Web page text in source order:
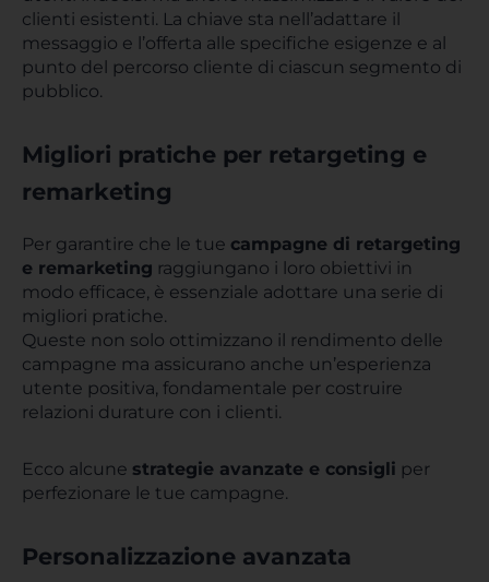
clienti esistenti. La chiave sta nell’adattare il
messaggio e l’offerta alle specifiche esigenze e al
punto del percorso cliente di ciascun segmento di
pubblico.
Migliori pratiche per retargeting e
remarketing
Per garantire che le tue campagne di retargeting
e remarketing raggiungano i loro obiettivi in
modo efficace, è essenziale adottare una serie di
migliori pratiche.
Queste non solo ottimizzano il rendimento delle
campagne ma assicurano anche un’esperienza
utente positiva, fondamentale per costruire
relazioni durature con i clienti.
Ecco alcune strategie avanzate e consigli per
perfezionare le tue campagne.
Personalizzazione avanzata